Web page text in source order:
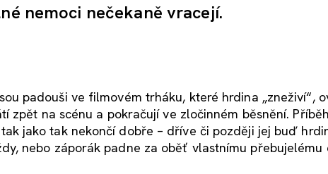
nemoci nečekaně vracejí.
padouši ve filmovém trháku, které hrdina „zneživí“,
zpět na scénu a pokračují ve zločinném běsnění.
jako tak nekončí dobře – dříve či později jej buď
nebo záporák padne za oběť vlastnímu přebujelému